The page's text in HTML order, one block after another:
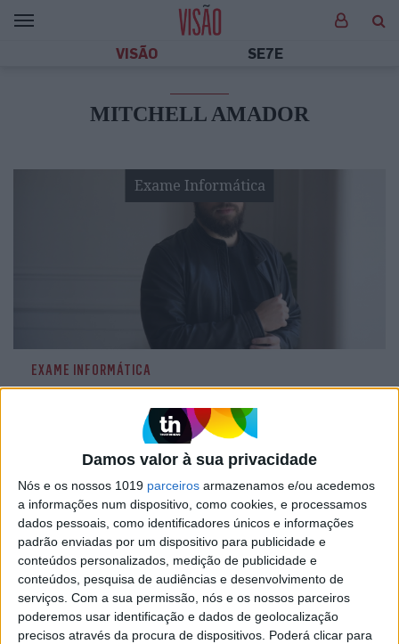
Damos valor à sua privacidade
Nós e os nossos 1019 parceiros armazenamos e/ou acedemos
a informações num dispositivo, como cookies, e processamos
dados pessoais, como identificadores únicos e informações
padrão enviadas por um dispositivo para publicidade e
conteúdos personalizados, medição de publicidade e
conteúdos, pesquisa de audiências e desenvolvimento de
serviços. Com a sua permissão, nós e os nossos parceiros
poderemos usar identificação e dados de geolocalização
precisos através da procura de dispositivos. Poderá clicar para
VISÃO SE7E
MITCHELL AMADOR
Exame Informática
EXAME INFORMÁTICA
O luso-descendente que é o barão
dos hackers de criptomoedas
A vida nem sempre foi fácil para Mitchell
Amador: filho de pai português e mãe canadiana,
nasceu no Canadá, cresceu pobre e a sentir que
nunca teria muitas oportunidades na vida. Hoje é
responsável pela proteção de mais de 100 mil
milhões de dólares investidos em diferentes
plataformas de blockchain e criptomoedas. Esta
é a história do homem que lidera, a partir de
Lisboa, a maior comunidade de hackers de caça
às vulnerabilidades no promissor mundo das
finanças descentralizadas